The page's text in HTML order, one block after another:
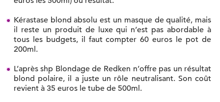
Kérastase blond absolu est un masque de qualité, mais
il reste un produit de luxe qui n’est pas abordable à
tous les budgets, il faut compter 60 euros le pot de
200ml.
L’après shp Blondage de Redken n’offre pas un résultat
blond polaire, il a juste un rôle neutralisant. Son coût
revient à 35 euros le tube de 500ml.